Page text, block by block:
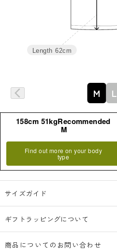
Length 62cm
M L
158cm 51kgRecommended
M
Find out more on your body
type
サイズガイド
ギフトラッピングについて
商品についてのお問い合わせ